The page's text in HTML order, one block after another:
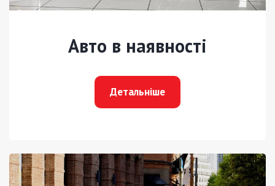
Авто в наявності
Детальніше